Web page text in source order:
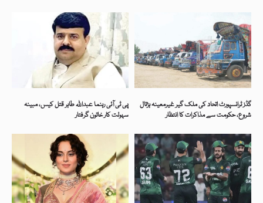
پی ٹی آئی رہنما عبداللہ طاہر قتل کیس، مبینہ
سہولت کار خاتون گرفتار
گڈز ٹرانسپورٹ اتحاد کی ملک گیر غیرمعینہ ہڑتال
شروع، حکومت سے مذاکرات کا انتظار